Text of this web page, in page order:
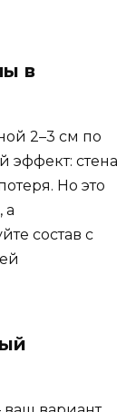
в
2–3 см по
стена
Но это
а
состав с